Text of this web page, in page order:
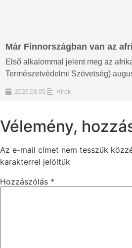
Már Finnországban van az
Első alkalommal jelent meg az
Természetvédelmi Szövetség)
2026.08.05. Hírek
Vélemény,
Az e-mail címet nem tesszük
karakterrel jelöltük
Hozzászólás *